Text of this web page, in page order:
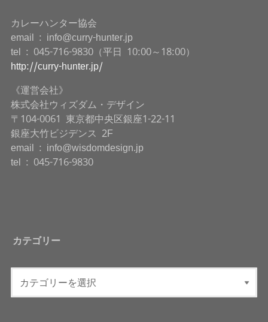
カレーハンター協会
email : info@curry-hunter.jp
tel : 045-716-9830（平日 10:00～18:00）
http://curry-hunter.jp/
《運営会社》
株式会社ウィズダム・デザイン
〒104-0061 東京都中央区銀座1-22-11
銀座大竹ビジデンス 2F
email : info@wisdomdesign.jp
tel : 045-716-9830
カテゴリー